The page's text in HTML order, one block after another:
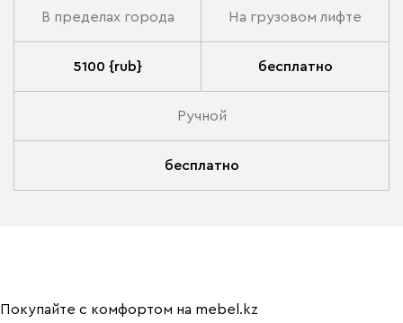
В пределах города На грузовом лифте
5100 {rub} бесплатно
Ручной
бесплатно
Покупайте с комфортом на mebel.kz